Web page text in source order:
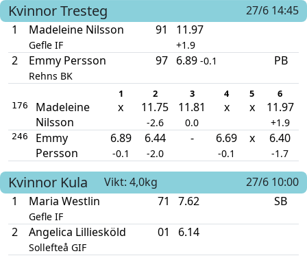
KvinnorTresteg
27/6 14:45
1
Madeleine Nilsson
Gefle IF
91 11.97
+1.9
2 Emmy Persson
Rehns BK
97 6.89 -0.1 PB
1 2 3 4 5 6
176
Madeleine
Nilsson
x 11.75
-2.6
11.81
0.0
x x 11.97
+1.9
246
Emmy
Persson
6.89
-0.1
6.44
-2.0
- 6.69
-0.1
x 6.40
-1.7
Kvinnor Kula Vikt: 4,0kg
27/6 10:00
1
Maria Westlin
Gefle IF
71 7.62 SB
2 Angelica Lilliesköld
Sollefteå GIF
01 6.14